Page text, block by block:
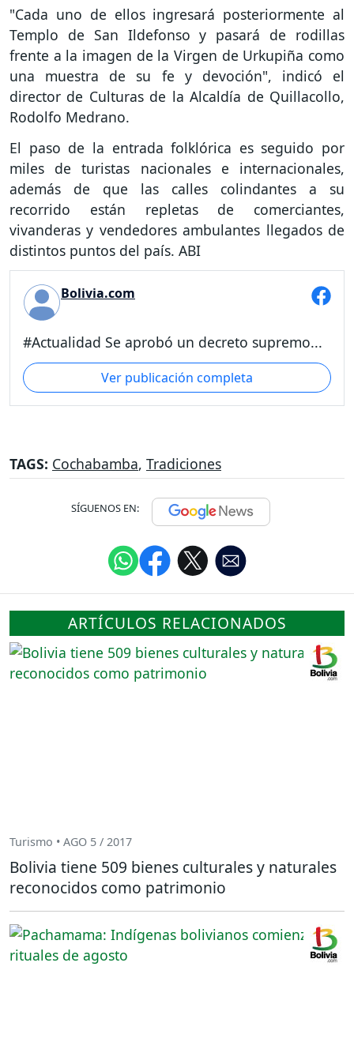
"Cada uno de ellos ingresará posteriormente al
Templo de San Ildefonso y pasará de rodillas
frente a la imagen de la Virgen de Urkupiña como
una muestra de su fe y devoción", indicó el
director de Culturas de la Alcaldía de Quillacollo,
Rodolfo Medrano.
El paso de la entrada folklórica es seguido por
miles de turistas nacionales e internacionales,
además de que las calles colindantes a su
recorrido están repletas de comerciantes,
vivanderas y vendedores ambulantes llegados de
distintos puntos del país. ABI
Bolivia.com
#Actualidad Se aprobó un decreto supremo...
Ver publicación completa
TAGS: Cochabamba, Tradiciones
SÍGUENOS EN:
ARTÍCULOS RELACIONADOS
Turismo • AGO 5 / 2017
Bolivia tiene 509 bienes culturales y naturales
reconocidos como patrimonio